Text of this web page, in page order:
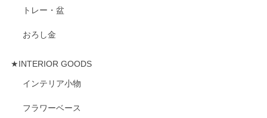
トレー・盆
おろし金
★INTERIOR GOODS
インテリア小物
フラワーベース